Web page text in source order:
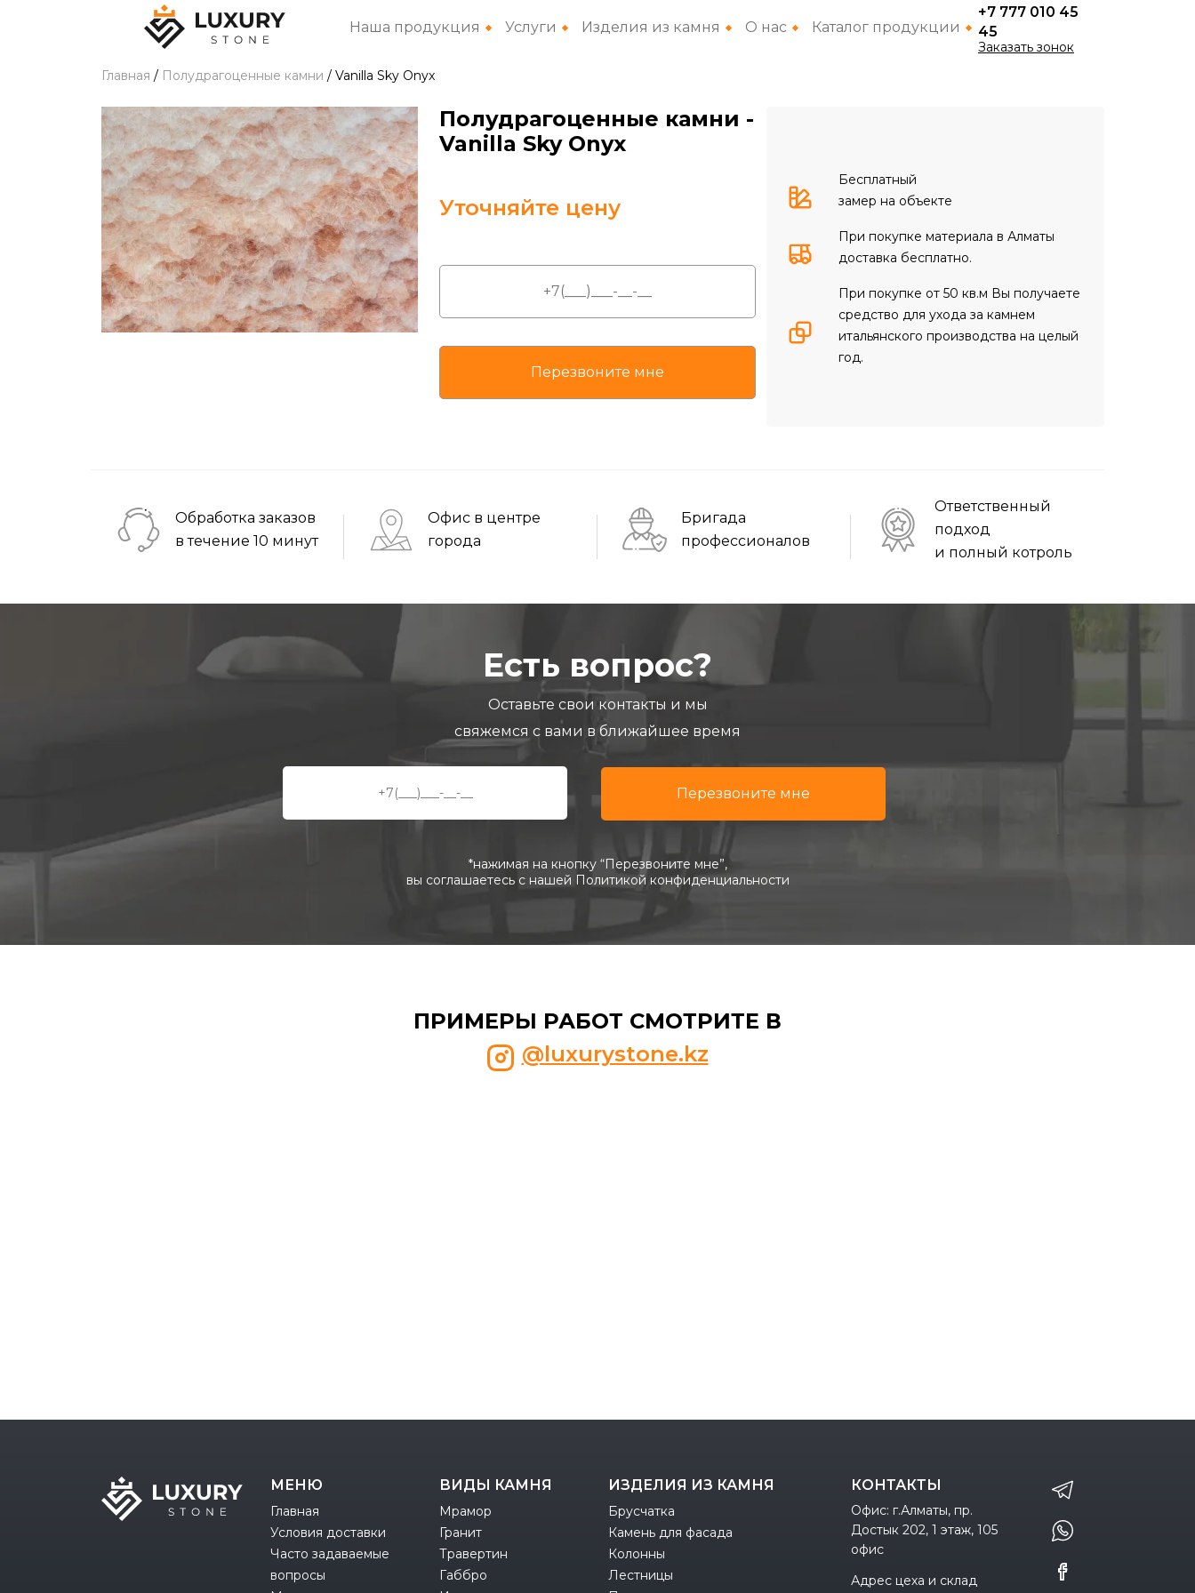
Наша продукция Услуги Изделия из камня О нас Каталог продукции
+7 777 010 45
45
Заказать зонок
Главная / Полудрагоценные камни / Vanilla Sky Onyx
Полудрагоценные камни -
Vanilla Sky Onyx
Уточняйте цену
Бесплатный
замер на объекте
При покупке материала в Алматы
доставка бесплатно.
При покупке от 50 кв.м Вы получаете
средство для ухода за камнем
итальянского производства на целый
год.
Обработка заказов
в течение 10 минут
Офис в центре
города
Бригада
профессионалов
Ответственный
подход
и полный котроль
Есть вопрос?
Оставьте свои контакты и мы
свяжемся с вами в ближайшее время
*нажимая на кнопку “Перезвоните мне”,
вы соглашаетесь с нашей Политикой конфиденциальности
ПРИМЕРЫ РАБОТ СМОТРИТЕ В
@luxurystone.kz
МЕНЮ
Главная
Условия доставки
Часто задаваемые
вопросы
ВИДЫ КАМНЯ
Мрамор
Гранит
Травертин
Габбро
ИЗДЕЛИЯ ИЗ КАМНЯ
Брусчатка
Камень для фасада
Колонны
Лестницы
КОНТАКТЫ
Офис: г.Алматы, пр.
Достык 202, 1 этаж, 105
офис
Адрес цеха и склад